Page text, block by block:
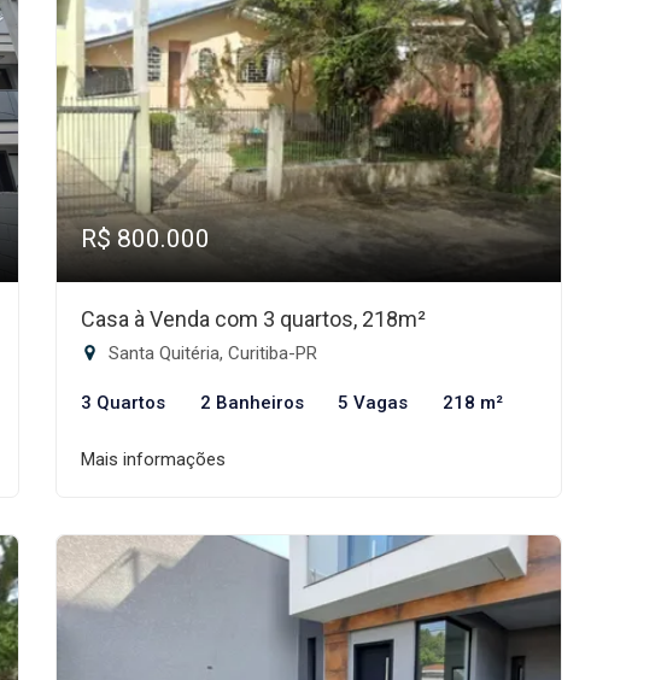
R$ 800.000
Casa à Venda com 3 quartos, 218m²
Santa Quitéria, Curitiba-PR
3 Quartos 2 Banheiros 5 Vagas 218 m²
Mais informações